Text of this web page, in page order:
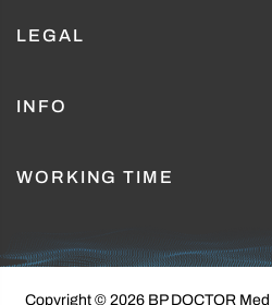
LEGAL
INFO
WORKING TIME
Copyright © 2026 BP DOCTOR Med